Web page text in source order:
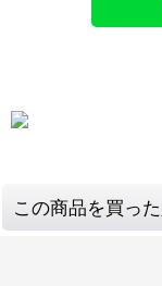
この商品を買っ